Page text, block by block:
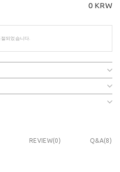
0 KRW
되었습니다.
REVIEW(0) Q&A(8)